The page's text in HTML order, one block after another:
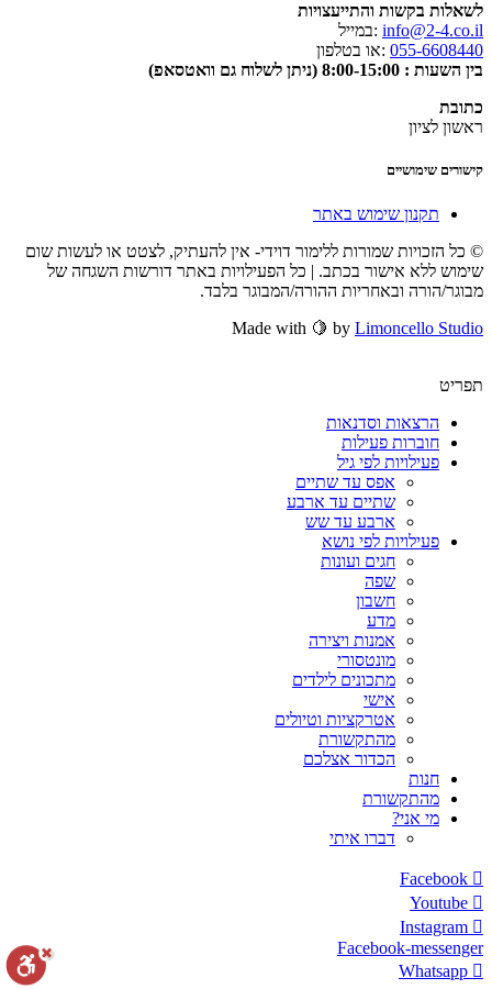
לשאלות בקשות והתייעצויות
info@2-4.co.il :במייל
055-6608440 :או בטלפון
בין השעות : 8:00-15:00 (ניתן לשלוח גם וואטסאפ)
כתובת
ראשון לציון
קישורים שימושיים
תקנון שימוש באתר
© כל הזכויות שמורות ללימור דוידי- אין להעתיק, לצטט או לעשות שום
שימוש ללא אישור בכתב. | כל הפעילויות באתר דורשות השגחה של
מבוגר/הורה ובאחריות ההורה/המבוגר בלבד.
Made with 🍋 by Limoncello Studio
תפריט
הרצאות וסדנאות
חוברות פעילות
פעילויות לפי גיל
אפס עד שתיים
שתיים עד ארבע
ארבע עד שש
פעילויות לפי נושא
חגים ועונות
שפה
חשבון
מדע
אמנות ויצירה
מונטסורי
מתכונים לילדים
אישי
אטרקציות וטיולים
מהתקשורת
הכדור אצלכם
חנות
מהתקשורת
מי אני?
דברו איתי
Facebook
Youtube
Instagram
Facebook-messenger
Whatsapp